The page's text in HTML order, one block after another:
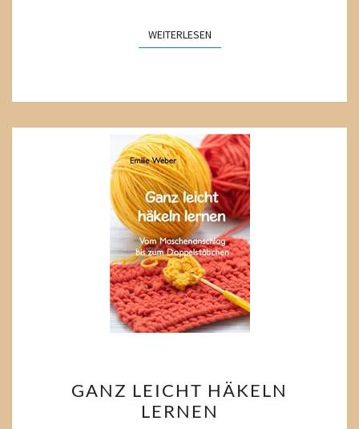
WEITERLESENWEITERLESEN
LEICHT
HÄKELN
GANZ LEICHT HÄKELN
LERNEN